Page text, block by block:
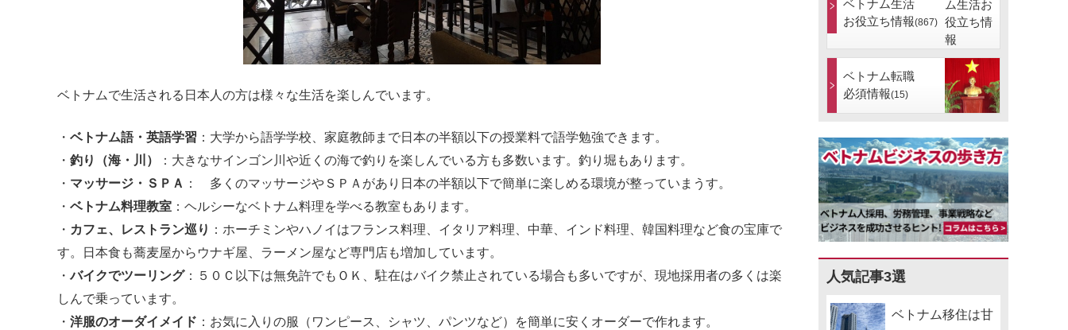
ベトナムで生活される日本人の方は様々な生活を楽しんでいます。
・ ベトナム語・英語学習 ：大学から語学学校、家庭教師まで日本の半額以下の授業料で語学勉強できます。
・ 釣り（海・川）
：大きなサインゴン川や近くの海で釣りを楽しんでいる方も多数います。釣り堀もあります。
・ マッサージ・ＳＰＡ ： 多くのマッサージやＳＰＡがあり日本の半額以下で簡単に楽しめる環境が整っていまうす。
・ ベトナム料理教室 ：ヘルシーなベトナム料理を学べる教室もあります。
・ カフェ、レストラン巡り ：ホーチミンやハノイはフランス料理、イタリア料理、中華、インド料理、韓国料理など食の宝庫で
す。日本食も蕎麦屋からウナギ屋、ラーメン屋など専門店も増加しています。
・バイクでツーリング：５０Ｃ以下は無免許でもＯＫ、駐在はバイク禁止されている場合も多いですが、現地採用者の多くは楽
しんで乗っています。
・ 洋服のオーダイメイド ：お気に入りの服（ワンピース、シャツ、パンツなど）を簡単に安くオーダーで作れます。
ベトナム生活
お役立ち情報(867)
ベトナム転職
必須情報(15)
人気記事3選
ベトナム移住は甘